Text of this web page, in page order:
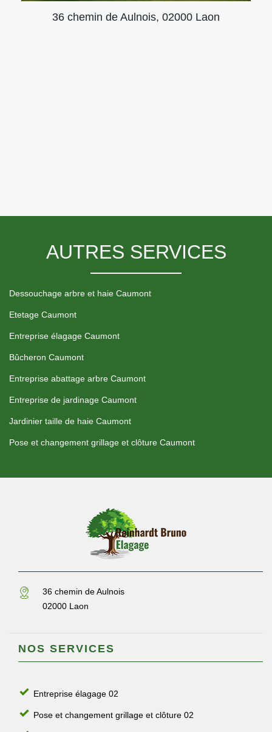
36 chemin de Aulnois, 02000 Laon
AUTRES SERVICES
Dessouchage arbre et haie Caumont
Etetage Caumont
Entreprise élagage Caumont
Bûcheron Caumont
Entreprise abattage arbre Caumont
Entreprise de jardinage Caumont
Jardinier taille de haie Caumont
Pose et changement grillage et clôture Caumont
36 chemin de Aulnois
02000 Laon
NOS SERVICES
Entreprise élagage 02
Pose et changement grillage et clôture 02